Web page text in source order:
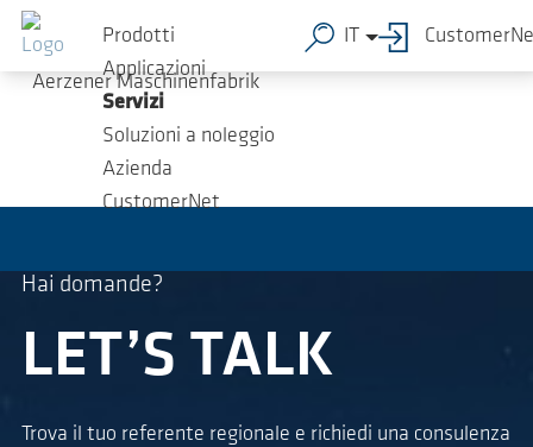
Salta al contenuto principale
Prodotti
Applicazioni
Servizi
Soluzioni a noleggio
Azienda
CustomerNet
IT
Grazie per la richiesta! Ti risponderemo non appena
possibile. Cordiali saluti,
Aerzener Maschinenfabrik
Hai domande?
LET’S TALK
Trova il tuo referente regionale e richiedi una consulenza